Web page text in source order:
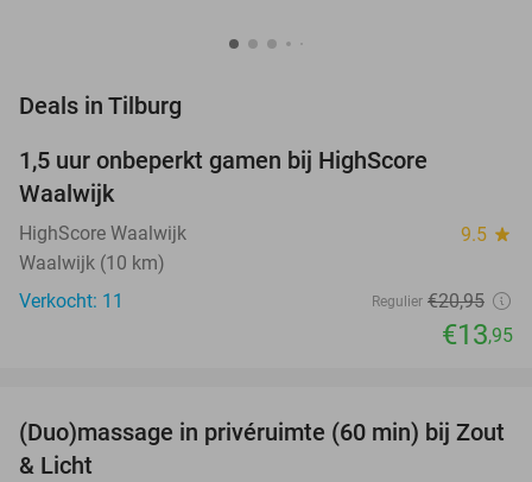
Deals in Tilburg
TODAY
1,5 uur onbeperkt gamen bij HighScore
Waalwijk
HighScore Waalwijk 9.5 star
Waalwijk (10 km)
Verkocht: 11
Regulier €20,95
€13,95
49%
(Duo)massage in privéruimte (60 min) bij Zout
& Licht